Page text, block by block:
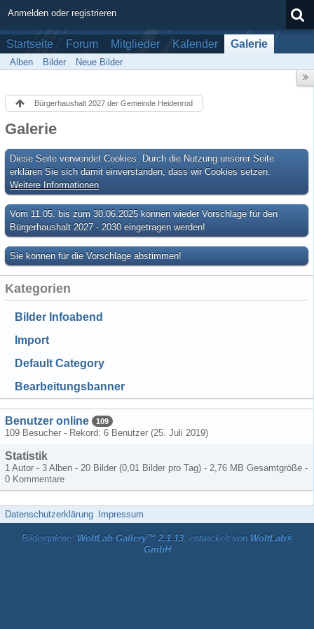
Anmelden oder registrieren
Startseite Forum Mitglieder Kalender Galerie
Alben Bilder Neue Bilder
Bürgerhaushalt 2027 der Gemeinde Heidenrod
Galerie
Diese Seite verwendet Cookies. Durch die Nutzung unserer Seite
erklären Sie sich damit einverstanden, dass wir Cookies setzen.
Weitere Informationen
Vom 11.05. bis zum 30.06.2025 können wieder Vorschläge für den
Bürgerhaushalt 2027 - 2030 eingetragen werden!
Sie können für die Vorschläge abstimmen!
Kategorien
Bilder Infoabend
Import
Default Category
Bearbeitungsbanner
Benutzer online 109
109 Besucher - Rekord: 6 Benutzer (25. Juli 2019)
Statistik
1 Autor - 3 Alben - 20 Bilder (0,01 Bilder pro Tag) - 2,76 MB Gesamtgröße -
0 Kommentare
Datenschutzerklärung Impressum
Bildergalerie: WoltLab Gallery™ 2.1.13, entwickelt von WoltLab®
GmbH